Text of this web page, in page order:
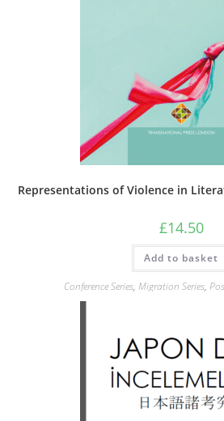
Representations of Violence in
£14.50
Add to basket
Conference Series, Migration Series,